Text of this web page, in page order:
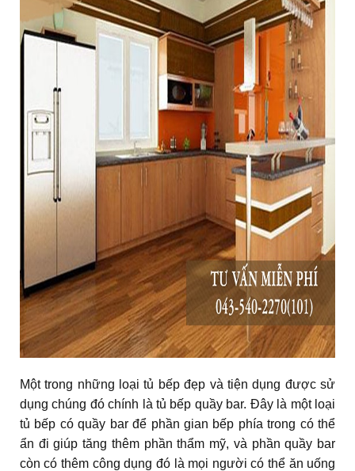
Một trong những loại tủ bếp đẹp và tiện dụng được sử
dụng chúng đó chính là tủ bếp quầy bar. Đây là một loại
tủ bếp có quầy bar để phần gian bếp phía trong có thể
ẩn đi giúp tăng thêm phần thẩm mỹ, và phần quầy bar
còn có thêm công dụng đó là mọi người có thể ăn uống